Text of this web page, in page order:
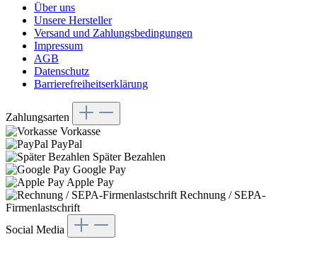
Über uns
Unsere Hersteller
Versand und Zahlungsbedingungen
Impressum
AGB
Datenschutz
Barrierefreiheitserklärung
Zahlungsarten
Vorkasse
PayPal
Später Bezahlen
Google Pay
Apple Pay
Rechnung / SEPA-
Firmenlastschrift
Social Media